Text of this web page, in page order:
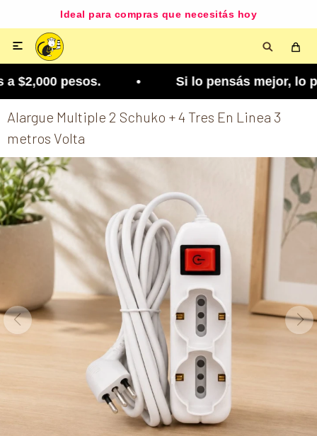
Ideal para compras que necesitás hoy

$2,000 pesos. • Si lo pensás mejor, lo
Alargue Multiple 2 Schuko + 4 Tres En Linea 3
metros Volta